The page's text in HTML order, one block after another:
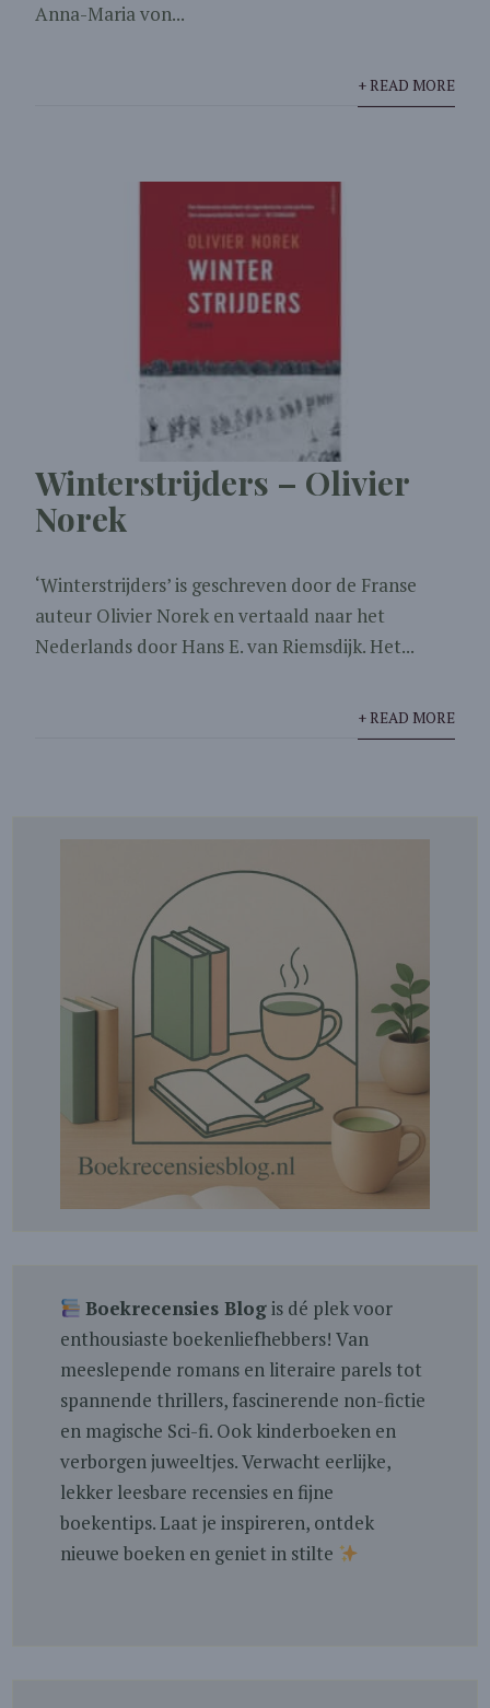
Anna-Maria von...
+ READ MORE
Winterstrijders – Olivier
Norek
‘Winterstrijders’ is geschreven door de Franse
auteur Olivier Norek en vertaald naar het
Nederlands door Hans E. van Riemsdijk. Het...
+ READ MORE
Boekrecensies Blogis dé plek voor
enthousiaste boekenliefhebbers! Van
meeslepende romans en literaire parels tot
spannende thrillers, fascinerende non-fictie
en magische Sci-fi. Ook kinderboeken en
verborgen juweeltjes. Verwacht eerlijke,
lekker leesbare recensies en fijne
boekentips. Laat je inspireren, ontdek
nieuwe boeken en geniet in stilte